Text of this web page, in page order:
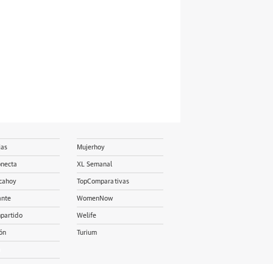
Mujerhoy
XL Semanal
TopComparativas
WomenNow
Welife
Turium